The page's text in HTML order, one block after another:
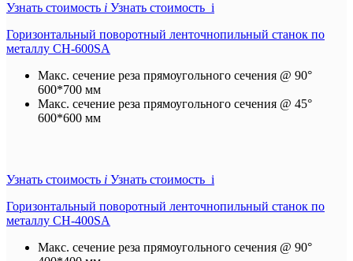
Узнать стоимость i Узнать стоимость i
Горизонтальный поворотный ленточнопильный станок по
металлу CH-600SA
Макс. сечение реза прямоугольного сечения @ 90°
600*700 мм
Макс. сечение реза прямоугольного сечения @ 45°
600*600 мм
Узнать стоимость i Узнать стоимость i
Горизонтальный поворотный ленточнопильный станок по
металлу CH-400SA
Макс. сечение реза прямоугольного сечения @ 90°